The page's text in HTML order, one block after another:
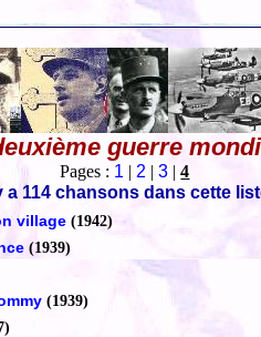
guerre
Pages : 1 | 2 |3 |4
y a 114 chansons dans cette
village (1942)
(1939)
(1939)